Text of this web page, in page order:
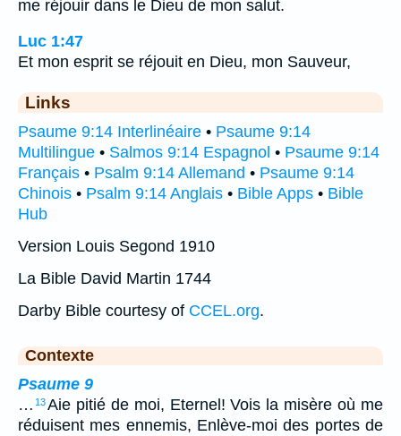
me réjouir dans le Dieu de mon salut.
Luc 1:47
Et mon esprit se réjouit en Dieu, mon Sauveur,
Links
Psaume 9:14 Interlinéaire • Psaume 9:14
Multilingue • Salmos 9:14 Espagnol • Psaume 9:14
Français • Psalm 9:14 Allemand • Psaume 9:14
Chinois • Psalm 9:14 Anglais • Bible Apps • Bible
Hub
Version Louis Segond 1910
La Bible David Martin 1744
Darby Bible courtesy of CCEL.org.
Contexte
Psaume 9
… 13Aie pitié de moi, Eternel! Vois la misère où me
réduisent mes ennemis, Enlève-moi des portes de